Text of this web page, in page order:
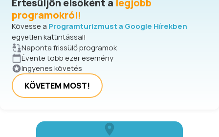
Értesüljön elsőként a legjobb
programokról!
Kövesse a Programturizmust a Google Hírekben
egyetlen kattintással!
Naponta frissülő programok
Évente több ezer esemény
Ingyenes követés
KÖVETEM MOST!